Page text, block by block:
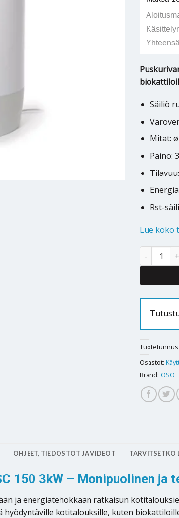
Säiliö
Mitat:
Paino:
Rst-
Lue koko
Tuotetunnus
Osastot:
Brand: OSO
OHJEET, TIEDOSTOT JA VIDEOT TARVITSETKO
150 3kW – Monipuolinen ja
ja energiatehokkaan ratkaisun
kotitalouksille, kuten